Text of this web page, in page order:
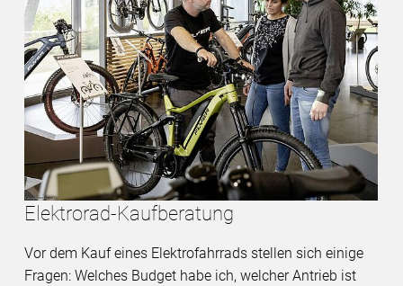
Elektrorad-Kaufberatung
Vor dem Kauf eines Elektrofahrrads stellen sich einige
Fragen: Welches Budget habe ich, welcher Antrieb ist